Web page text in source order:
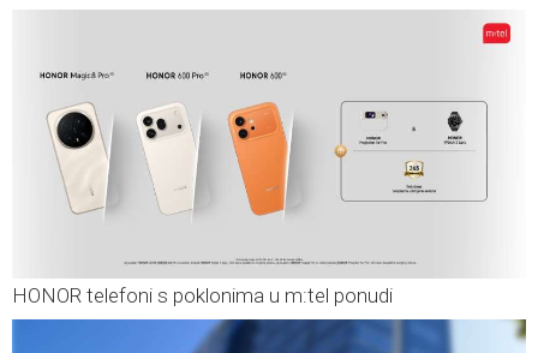
HONOR telefoni s poklonima u m:tel ponudi